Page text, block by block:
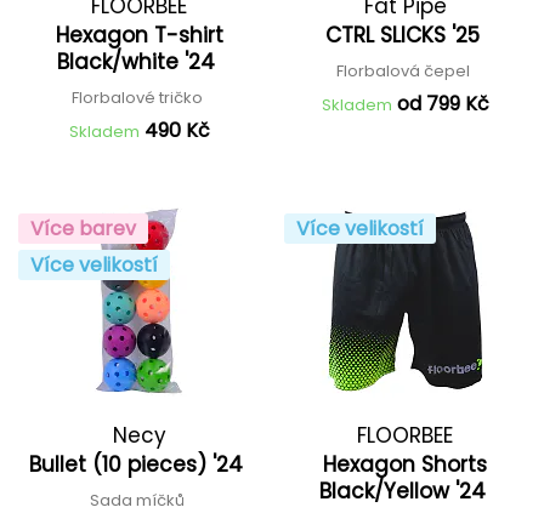
Hexagon T-shirt
Black/white '24
Florbalové tričko
Skladem 490 Kč
CTRL SLICKS '25
Florbalová čepel
Skladem od 799 Kč
Více barev
Více velikostí
Necy
Bullet (10 pieces) '24
Sada míčků
Více velikostí
FLOORBEE
Hexagon Shorts
Black/Yellow '24